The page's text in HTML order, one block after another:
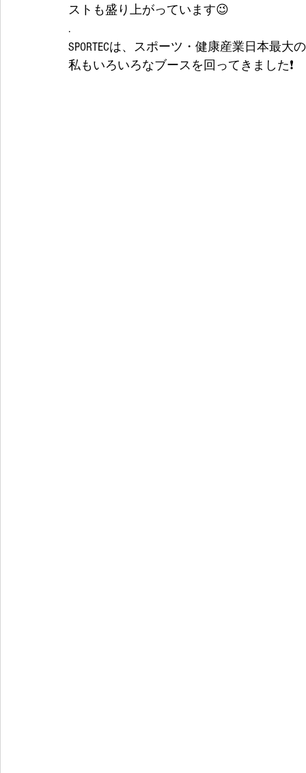
ストも盛り上がっています😉
.
SPORTECは、スポーツ・健康産業日本最大
私もいろいろなブースを回ってきました❗